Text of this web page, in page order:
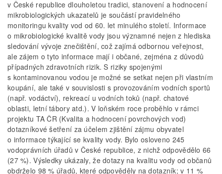
v České republice dlouholetou tradici, stanovení a hodnocení
mikrobiologických ukazatelů je součástí pravidelného
monitoringu kvality vod od 60. let minulého století. Informace
o mikrobiologické kvalitě vody jsou významné nejen z hlediska
sledování vývoje znečištění, což zajímá odbornou veřejnost,
ale zájem o tyto informace mají i občané, zejména z důvodů
případných zdravotních rizik. S riziky spojenými
s kontaminovanou vodou je možné se setkat nejen při vlastním
koupání, ale také v souvislosti s provozováním vodních sportů
(např. vodáctví), rekreací u vodních toků (např. chatové
oblasti, letní tábory atd.). V loňském roce proběhlo v rámci
projektu TA ČR (Kvalita a hodnocení povrchových vod)
dotazníkové šetření za účelem zjištění zájmu obyvatel
o informace týkající se kvality vody. Bylo osloveno 245
vodoprávních úřadů v České republice, z nichž odpovědělo 66
(27 %). Výsledky ukázaly, že dotazy na kvalitu vody od občanů
obdrželo 98 % úřadů, které odpověděly na dotazník; v 11 %